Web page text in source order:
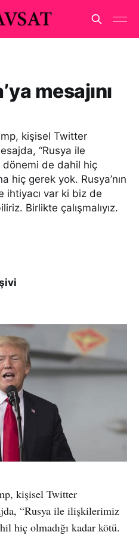
mesajını
kişisel Twitter
“Rusya ile
dönemi de dahil hiç
hiç gerek yok. Rusya’nın
ihtiyacı var ki biz de
Birlikte çalışmalıyız.
kişisel Twitter
“Rusya ile ilişkilerimiz
hiç olmadığı kadar kötü.